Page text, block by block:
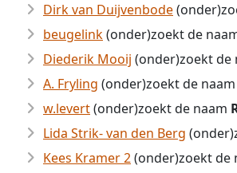
Dirk van Duijvenbode
beugelink(onder)zoekt de
Diederik Mooij (onder)zoekt de
A. Fryling (onder)zoekt de naam
w.levert(onder)zoekt de naam
Lida Strik- van den Berg
Kees Kramer 2(onder)zoekt de